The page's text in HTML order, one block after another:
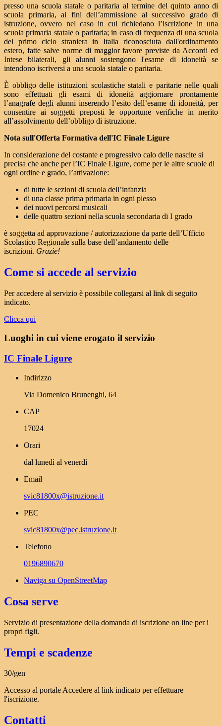
presso una scuola statale o paritaria al termine del quinto anno di
scuola primaria, ai fini dell’ammissione al successivo grado di
istruzione, ovvero nel caso in cui richiedano l’iscrizione in una
scuola primaria statale o paritaria; in caso di frequenza di una scuola
del primo ciclo straniera in Italia riconosciuta dall'ordinamento
estero, fatte salve norme di maggior favore previste da Accordi ed
Intese bilaterali, gli alunni sostengono l'esame di idoneità se
intendono iscriversi a una scuola statale o paritaria.
È obbligo delle istituzioni scolastiche statali e paritarie nelle quali
sono effettuati gli esami di idoneità aggiornare prontamente
l’anagrafe degli alunni inserendo l’esito dell’esame di idoneità, per
consentire ai soggetti preposti le opportune verifiche in merito
all’assolvimento dell’obbligo di istruzione.
Nota sull'Offerta Formativa dell'IC Finale Ligure
In considerazione del costante e progressivo calo delle nascite si
precisa che anche per l’IC Finale Ligure, come per le altre scuole di
ogni ordine e grado, l’attivazione:
di tutte le sezioni di scuola dell’infanzia
di una classe prima primaria in ogni plesso
dei nuovi percorsi musicali
delle quattro sezioni nella scuola secondaria di I grado
è soggetta ad approvazione / autorizzazione da parte dell’Ufficio
Scolastico Regionale sulla base dell’andamento delle
iscrizioni. Grazie!
Come si accede al servizio
Per accedere al servizio è possibile collegarsi al link di seguito
indicato.
Clicca qui
Luoghi in cui viene erogato il servizio
IC Finale Ligure
Indirizzo
Via Domenico Brunenghi, 64
CAP
17024
Orari
dal lunedì al venerdì
Email
svic81800x@istruzione.it
PEC
svic81800x@pec.istruzione.it
Telefono
0196890670
Naviga su OpenStreetMap
Cosa serve
Servizio di presentazione della domanda di iscrizione on line per i
propri figli.
Tempi e scadenze
30/gen
Accesso al portale Accedere al link indicato per effettuare
l'iscrizione.
Contatti